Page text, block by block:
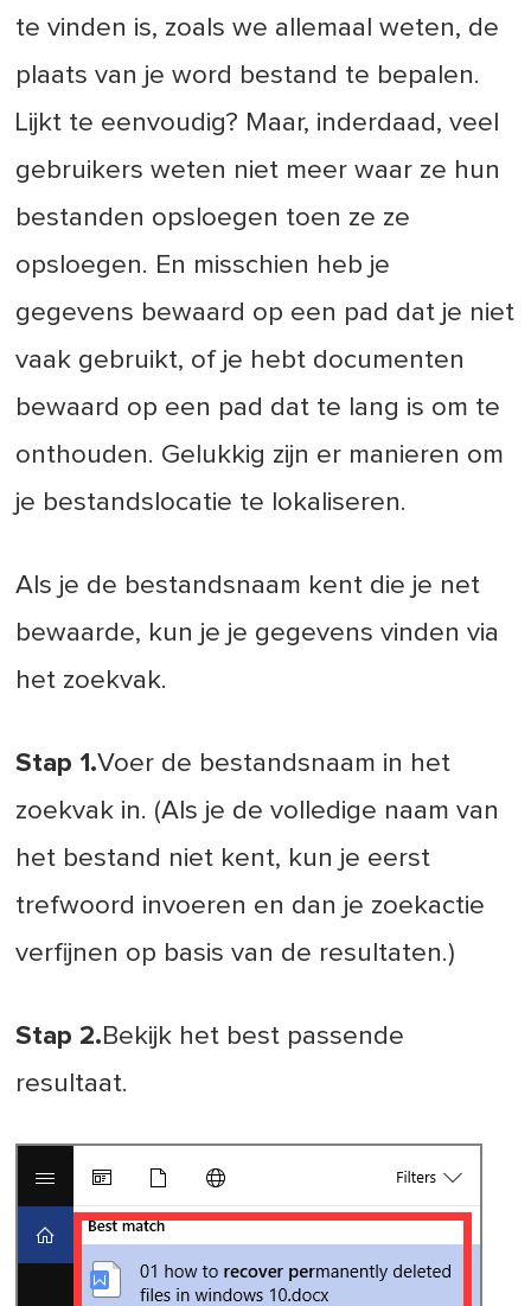
te vinden is, zoals we allemaal weten, de
plaats van je word bestand te bepalen.
Lijkt te eenvoudig? Maar, inderdaad, veel
gebruikers weten niet meer waar ze hun
bestanden opsloegen toen ze ze
opsloegen. En misschien heb je
gegevens bewaard op een pad dat je niet
vaak gebruikt, of je hebt documenten
bewaard op een pad dat te lang is om te
onthouden. Gelukkig zijn er manieren om
je bestandslocatie te lokaliseren.
Als je de bestandsnaam kent die je net
bewaarde, kun je je gegevens vinden via
het zoekvak.
Stap 1.Voer de bestandsnaam in het
zoekvak in. (Als je de volledige naam van
het bestand niet kent, kun je eerst
trefwoord invoeren en dan je zoekactie
verfijnen op basis van de resultaten.)
Stap 2.Bekijk het best passende
resultaat.